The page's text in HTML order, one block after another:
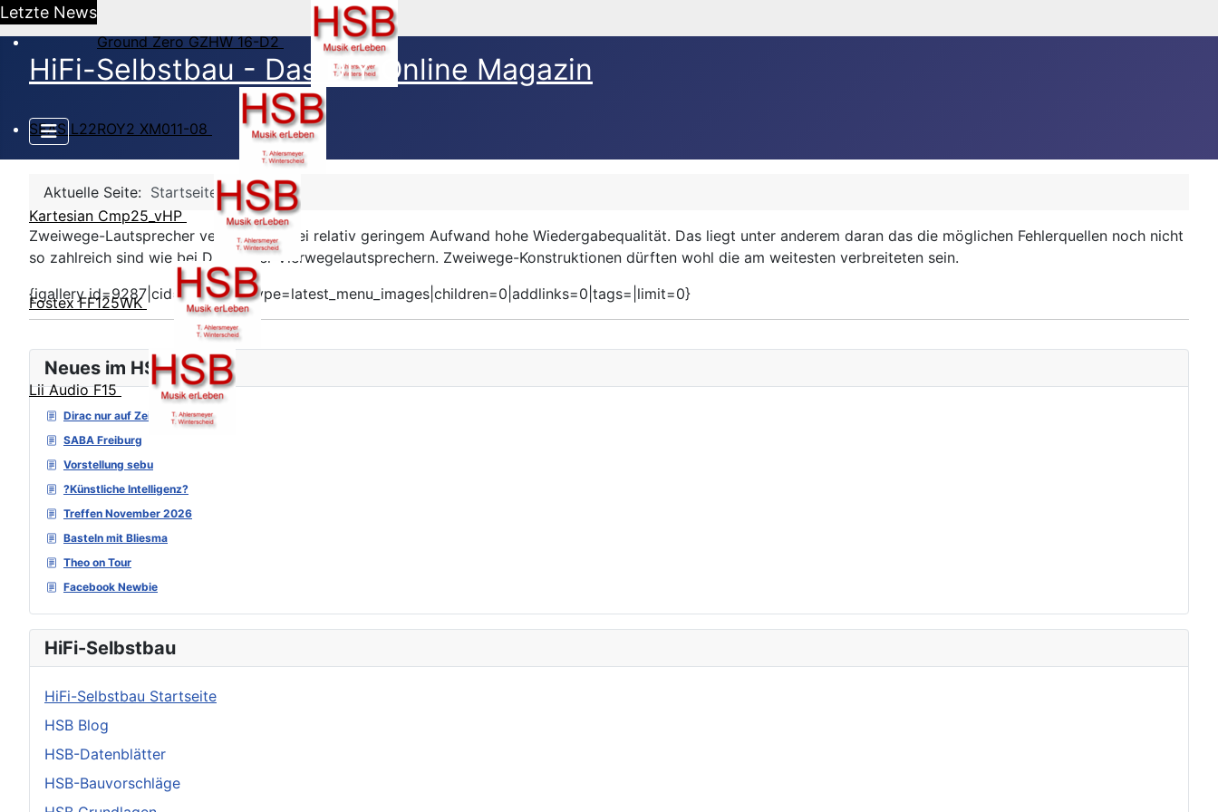
Letzte News
Ground Zero GZHW 16-D2
SEAS L22ROY2 XM011-08
Kartesian Cmp25_vHP
Fostex FF125WK
Lii Audio F15
HiFi-Selbstbau - Das DIY Online Magazin
Neues im HSB Forum
Dirac nur auf Zeitebene
SABA Freiburg
Vorstellung sebu
?Künstliche Intelligenz?
Treffen November 2026
Basteln mit Bliesma
Theo on Tour
Facebook Newbie
HiFi-Selbstbau
HiFi-Selbstbau Startseite
HSB Blog
HSB-Datenblätter
HSB-Bauvorschläge
Aktuelle Seite: Startseite
Zweiwege-Lautsprecher versprechen bei relativ geringem Aufwand hohe Wiedergabequalität. Das liegt unter anderem daran das die möglichen Fehlerquellen noch nicht
so zahlreich sind wie bei Drei- oder Vierwegelautsprechern. Zweiwege-Konstruktionen dürften wohl die am weitesten verbreiteten sein.
{igallery id=9287|cid=24|pid=2|type=latest_menu_images|children=0|addlinks=0|tags=|limit=0}